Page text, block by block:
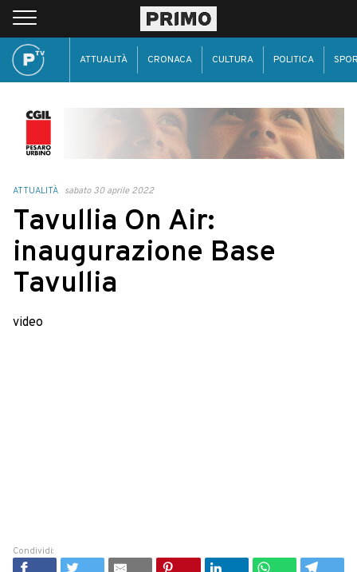
ATTUALITÀ CRONACA CULTURA POLITICA
ATTUALITÀ sabato 30 aprile 2022
Tavullia On Air:
inaugurazione Base
Tavullia
video
Condividi: